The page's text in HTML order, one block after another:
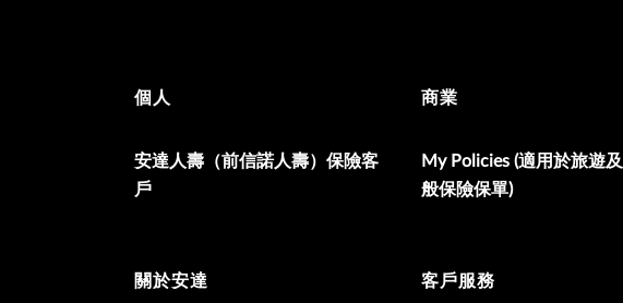
個人
安達人壽（前信諾人壽）保險客
戶
商業
My Policies (適用於旅遊
般保險保單)
關於安達 客戶服務